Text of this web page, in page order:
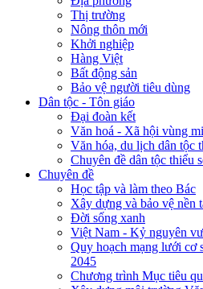
Thị trường
Nông thôn mới
Khởi nghiệp
Hàng Việt
Bất động sản
Bảo vệ người tiêu dùng
Dân tộc - Tôn giáo
Đại đoàn kết
Văn hoá - Xã hội vùng
Văn hóa, du lịch dân tộc
Chuyên đề dân tộc thiểu
Chuyên đề
Học tập và làm theo Bác
Xây dựng và bảo vệ nền
Đời sống xanh
Việt Nam - Kỷ nguyên
Quy hoạch mạng lưới
2045
Chương trình Mục tiêu